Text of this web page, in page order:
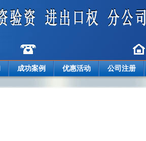
成功案例 优惠活动 公司注册